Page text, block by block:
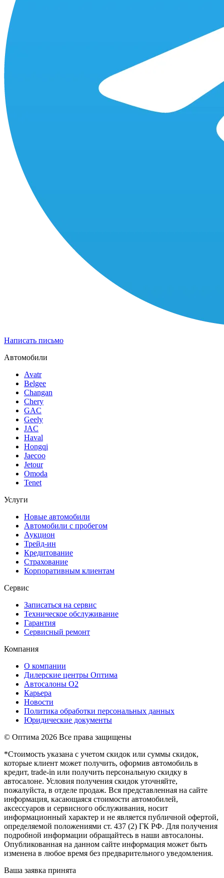
Написать письмо
Автомобили
Avatr
Belgee
Changan
Chery
GAC
Geely
JAC
Haval
Hongqi
Jaecoo
Jetour
Omoda
Tenet
Услуги
Новые автомобили
Автомобили с пробегом
Аукцион
Трейд-ин
Кредитование
Страхование
Корпоративным клиентам
Сервис
Записаться на сервис
Техническое обслуживание
Гарантия
Сервисный ремонт
Компания
О компании
Дилерские центры Оптима
Автосалоны О2
Карьера
Новости
Политика обработки персональных данных
Юридические документы
© Оптима 2026 Все права защищены
*Стоимость указана с учетом скидок или суммы скидок,
которые клиент может получить, оформив автомобиль в
кредит, trade-in или получить персональную скидку в
автосалоне. Условия получения скидок уточняйте,
пожалуйста, в отделе продаж. Вся представленная на сайте
информация, касающаяся стоимости автомобилей,
аксессуаров и сервисного обслуживания, носит
информационный характер и не является публичной офертой,
определяемой положениями ст. 437 (2) ГК РФ. Для получения
подробной информации обращайтесь в наши автосалоны.
Опубликованная на данном сайте информация может быть
изменена в любое время без предварительного уведомления.
Ваша заявка принята